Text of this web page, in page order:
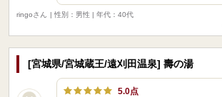
ringoさん
| 性別：男性 | 年代：40代
[宮城県/宮城蔵王/遠刈田温泉] 壽の湯
5.0点